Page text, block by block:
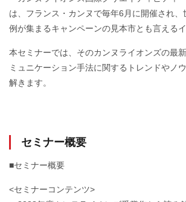
は、フランス・カンヌで毎年6月に開催され
例が集まるキャンペーンの見本市とも言えるイ
本セミナーでは、そのカンヌライオンズの最
ミュニケーション手法に関するトレンドやノ
解きます。
セミナー概要
■セミナー概要
<セミナーコンテンツ>